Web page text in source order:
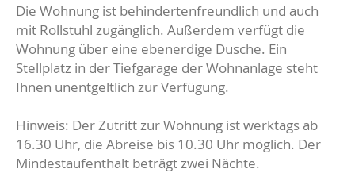
Die Wohnung ist behindertenfreundlich und auch
mit Rollstuhl zugänglich. Außerdem verfügt die
Wohnung über eine ebenerdige Dusche. Ein
Stellplatz in der Tiefgarage der Wohnanlage steht
Ihnen unentgeltlich zur Verfügung.
Hinweis: Der Zutritt zur Wohnung ist werktags ab
16.30 Uhr, die Abreise bis 10.30 Uhr möglich. Der
Mindestaufenthalt beträgt zwei Nächte.